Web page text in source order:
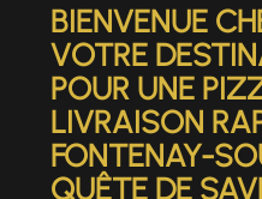
BIENVENUE
VOTRE
POUR UNE
LIVRAISON
FONTENAY-
QUÊTE DE